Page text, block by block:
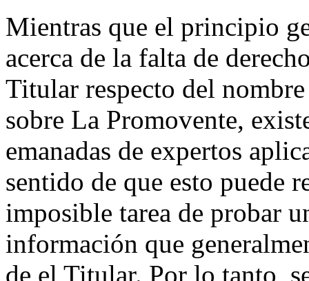
Mientras que el principio
acerca de la falta de
Titular respecto del
sobre La Promovente,
emanadas de expertos
sentido de que esto puede
imposible tarea de probar
información que
de el Titular. Por lo tanto,